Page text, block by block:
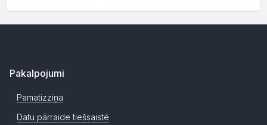
Pakalpojumi
Pamatizziņa
Datu pārraide tiešsaistē